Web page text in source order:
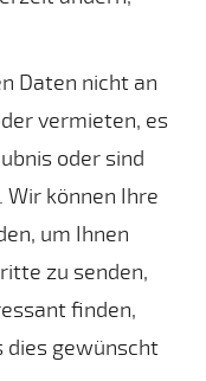
Daten nicht an
vermieten, es
oder sind
können Ihre
um Ihnen
zu senden,
finden,
dies gewünscht